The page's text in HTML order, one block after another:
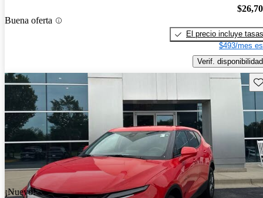
Buena oferta
El precio incluye tasas
$493/mes
Verif. disponibilidad
¡Nuevo!